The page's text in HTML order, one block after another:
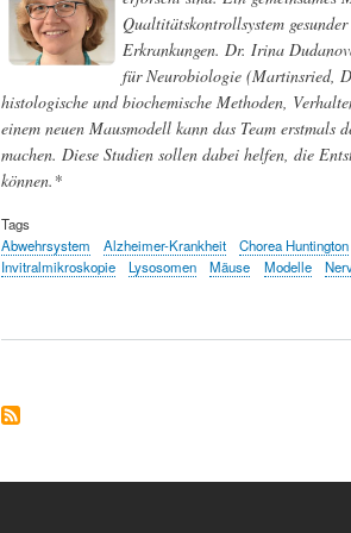
Qualtitätskontrollsystem
Erkrankungen. Dr. Irina
für Neurobiologie (Martinsried,
histologische und biochemische Methoden,
einem neuen Mausmodell kann das Team
machen. Diese Studien sollen dabei helfen, die
können.*
Tags
Abwehrsystem
Alzheimer-Krankheit Chorea Huntington
Invitralmikroskopie
Lysosomen Mäuse Modelle